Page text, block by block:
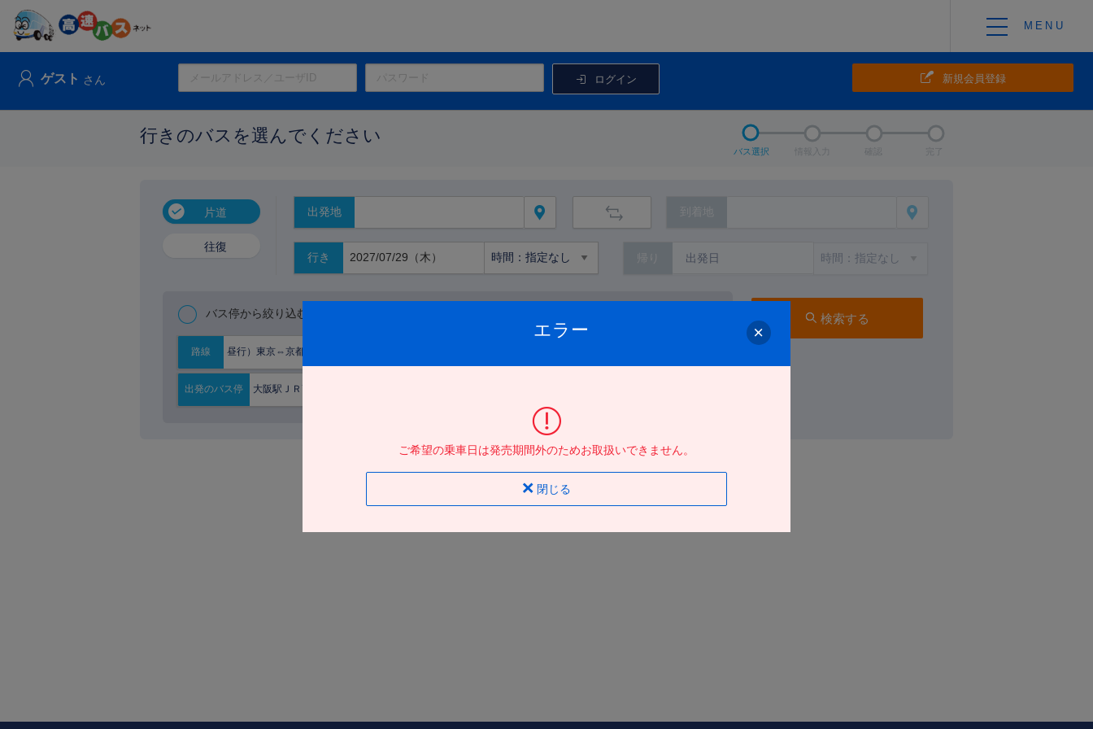
ゲスト さん ログイン 新規会員登録
行きのバスを選んでください
バス選択 確認 完了
片道
往復
出発地 到着地
行き
バス停から絞り込む
路線 昼行）東京⇔京都大阪
出発のバス停 大阪駅ＪＲ高速ＢＴ
検索する
エラー
ご希望の乗車日は発売期間外のためお取扱いできません。
閉じる